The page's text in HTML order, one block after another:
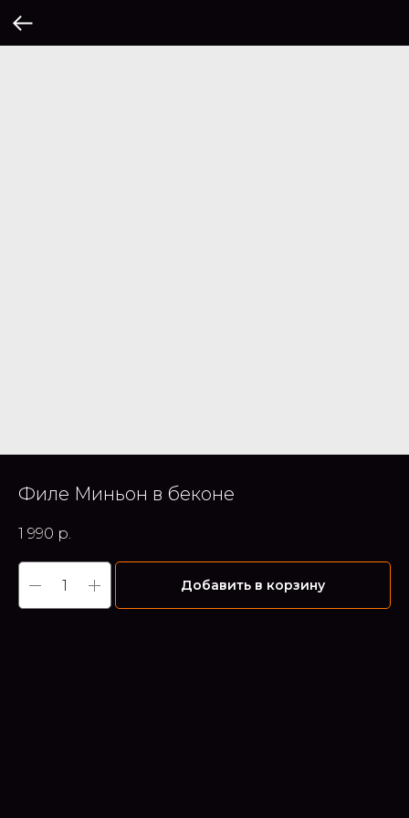
Филе Миньон в беконе
1 990 р.
Добавить в корзину